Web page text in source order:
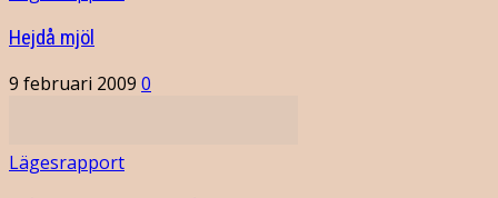
Hejdå mjöl
9 februari 2009 0
Lägesrapport